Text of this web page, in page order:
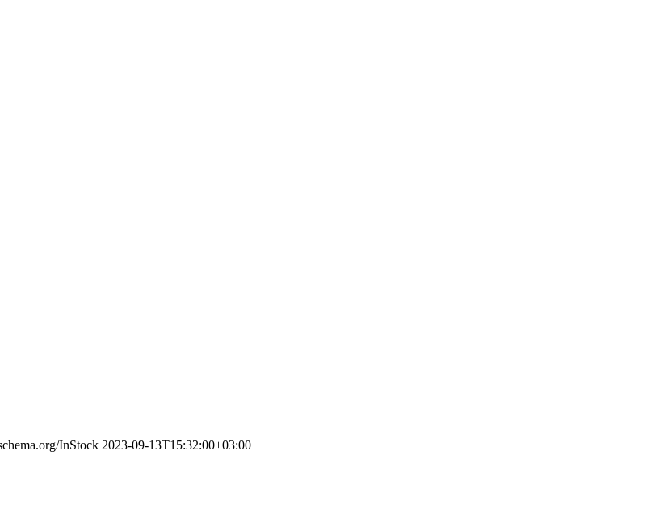
InStock 2023-09-13T15:32:00+03:00